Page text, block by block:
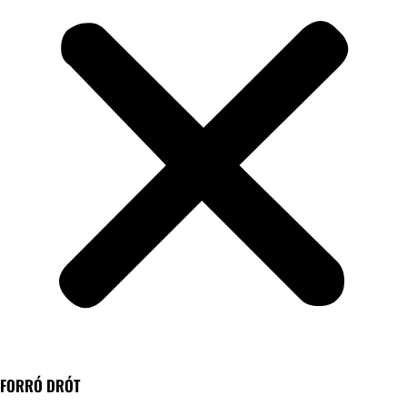
FORRÓ DRÓT